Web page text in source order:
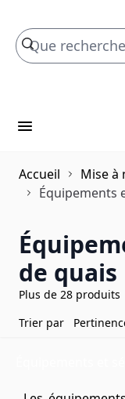
Accueil
Mise à
Équipements
de quais
Plus de 28 produits
Trier par